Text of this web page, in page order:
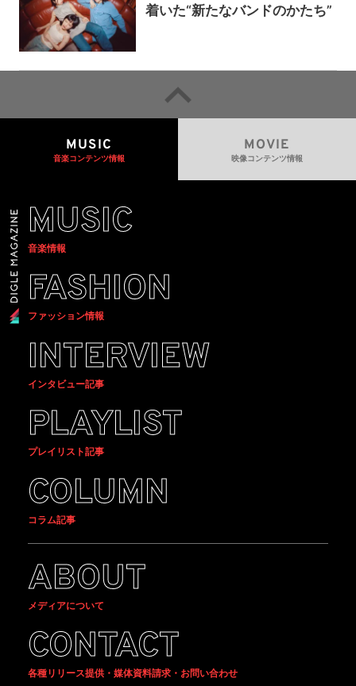
着いた“新たなバンドのかたち”
MUSIC
音楽コンテンツ情報
MOVIE
映像コンテンツ情報
MUSIC
音楽情報
FASHION
ファッション情報
INTERVIEW
インタビュー記事
PLAYLIST
プレイリスト記事
COLUMN
コラム記事
ABOUT
メディアについて
CONTACT
各種リリース提供・媒体資料請求・お問い合わせ